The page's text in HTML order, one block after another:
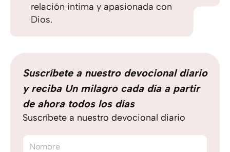
relación intima y apasionada con
Dios.
Suscríbete a nuestro devocional diario
y reciba Un milagro cada día a partir
de ahora todos los días
Suscríbete a nuestro devocional diario
Nombre